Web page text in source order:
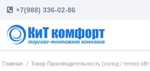
+7(988) 336-02-86
Главная / Товар Производительность (холод / тепло) кВт